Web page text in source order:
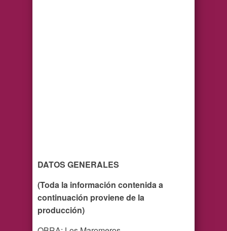
DATOS GENERALES
(Toda la información contenida a
continuación proviene de la
producción)